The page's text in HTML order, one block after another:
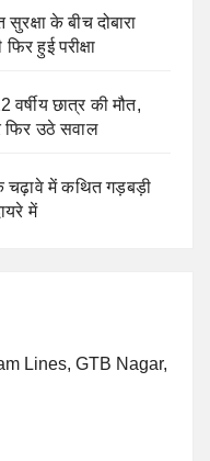
के बीच दोबारा
हुई परीक्षा
वर्षीय छात्र की मौत,
फिर उठे सवाल
के चढ़ावे में कथित गड़बड़ी
में
Lines, GTB Nagar,